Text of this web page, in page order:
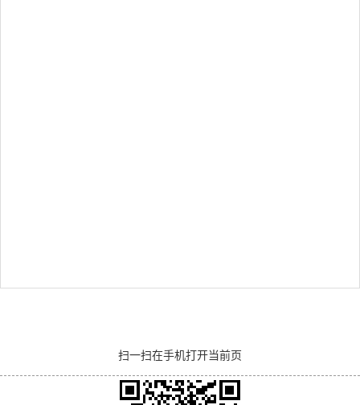
扫一扫在手机打开当前页